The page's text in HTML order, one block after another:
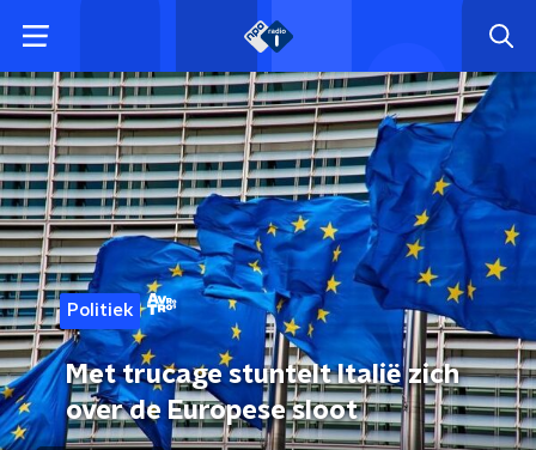
Politiek
Met trucage stuntelt Italië zich
over de Europese sloot